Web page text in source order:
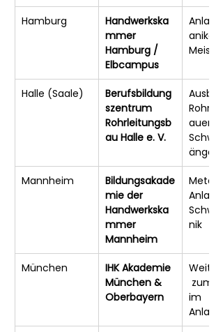
Hamburg
Handwerkska
mmer
Hamburg /
Elbcampus
Halle (Saale)
Berufsbildung
szentrum
Rohrleitungsb
au Halle e. V.
auer,
änge
Mannheim
Bildungsakade
mie der
Handwerkska
mmer
Mannheim
nik
München
IHK Akademie
München &
Oberbayern
zum
im